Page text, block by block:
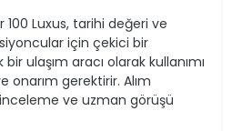
100 Luxus, tarihi değeri ve
için çekici bir
ulaşım aracı olarak kullanımı
onarım gerektirir. Alım
ve uzman görüşü